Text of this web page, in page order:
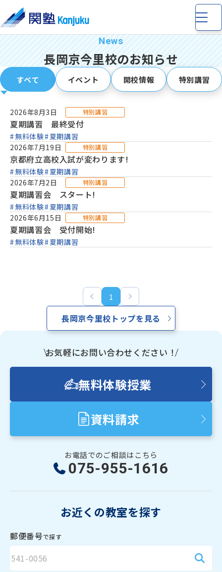
小学生の個別指導・少人数制指導
中学生の個別指導・少人数制指導
高校生の個別指導
完全個別指導 Dr. 関塾
少人数制指導 関塾
関塾コラム
お気軽にお問い合わせください！
無料体験授業
資料請求
お電話でのご相談はこちら
0120-86-3154
長岡京今里校のお知らせ
すべて イベント 開校情報 特別講習
2026年8月3日 特別講習
夏期講習 最終受付
無料体験
夏期講習
2026年7月19日
特別講習
京都府立高校入試が変わります!
無料体験
夏期講習
2026年7月2日
特別講習
夏期講習会 スタート!
無料体験
夏期講習
2026年6月15日
特別講習
夏期講習会 受付開始!
無料体験 夏期講習
1
長岡京今里校トップを見る
お気軽にお問い合わせください！
無料体験授業
資料請求
お電話でのご相談はこちら
075-955-1616
お近くの教室を探す
郵便番号で探す